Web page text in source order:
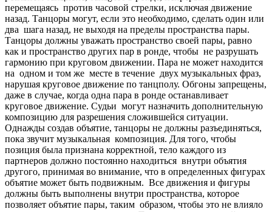
перемещаясь против часовой стрелки, исключая движение
назад. Танцоры могут, если это необходимо, сделать один или
два шага назад, не выходя на пределы пространства пары.
Танцоры должны уважать пространство своей пары, равно
как и пространство других пар в ронде, чтобы не разрушать
гармонию при круговом движении. Пара не может находится
на одном и том же месте в течение двух музыкальных фраз,
нарушая круговое движение по танцполу. Обгоны запрещены,
даже в случае, когда одна пара в ронде останавливает
круговое движение. Судьи могут назначить дополнительную
композицию для разрешения сложившейся ситуации.
Однажды создав объятие, танцоры не должны разъединяться,
пока звучит музыкальная композиция. Для того, чтобы
позиция была признана корректной, тело каждого из
партнеров должно постоянно находиться внутри объятия
другого, принимая во внимание, что в определенных фигурах
объятие может быть подвижным. Все движения и фигуры
должны быть выполнены внутри пространства, которое
позволяет объятие пары, таким образом, чтобы это не влияло